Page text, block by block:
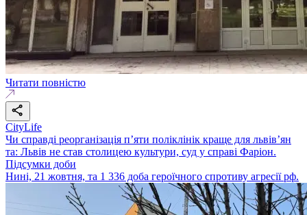
Читати повністю
CityLife
Чи справді реорганізація п’яти поліклінік краще для львів’ян
та: Львів не став столицею культури, суд у справі Фаріон.
Підсумки доби
Нині, 21 жовтня, та 1 336 доба героїчного спротиву агресії рф.